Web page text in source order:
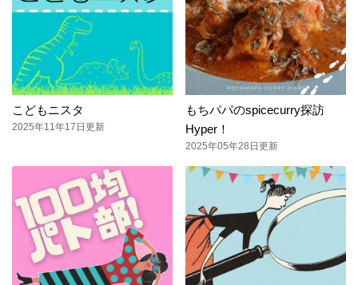
こどもニスタ
2025年11年17日更新
もちパパのspicecurry探訪
Hyper！
2025年05年28日更新